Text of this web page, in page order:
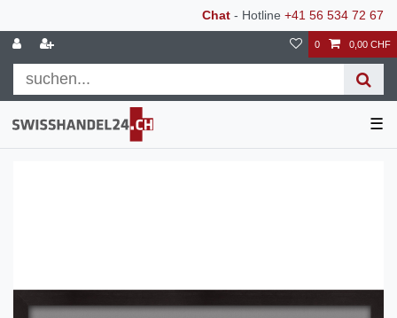
Chat - Hotline +41 56 534 72 67
0 0,00 CHF
☰